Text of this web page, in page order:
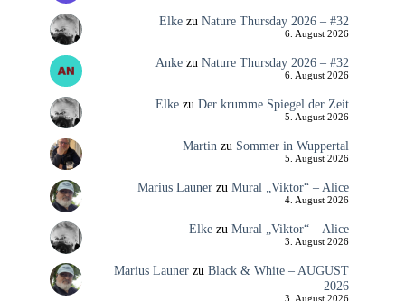
Elkezu Nature Thursday 2026 – #32
6. August 2026
Ankezu Nature Thursday 2026 – #32
6. August 2026
Elkezu Der krumme Spiegel der Zeit
5. August 2026
Martin zu Sommer in Wuppertal
5. August 2026
Marius Launerzu Mural „Viktor“ – Alice
4. August 2026
Elkezu Mural „Viktor“ – Alice
3. August 2026
Marius Launerzu Black & White – AUGUST
2026